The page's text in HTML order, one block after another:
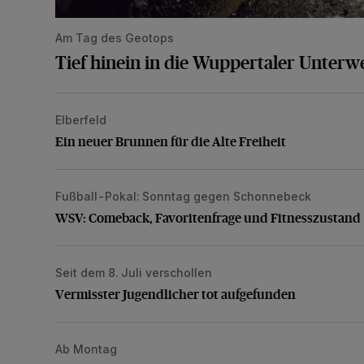
Am Tag des Geotops
Tief hinein in die Wuppertaler
Ein neuer Brunnen für die Alte Freiheit
Elberfeld
Ein neuer Brunnen für die Alte Freiheit
WSV: Comeback, Favoritenfrage und
Fußball-Pokal: Sonntag gegen Schonnebeck
WSV: Comeback, Favoritenfrage und Fitnesszustand
Vermisster Jugendlicher tot aufgefunden
Seit dem 8. Juli verschollen
Vermisster Jugendlicher tot aufgefunden
Hofkamp teilweise bis Ende August gesperrt
Ab Montag